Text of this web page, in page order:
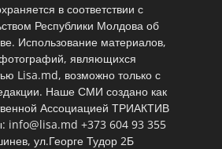
в соответствии с
Республики Молдова об
Использование материалов,
являющихся
Lisa.md, возможно только с
Наше СМИ создано как
Ассоциацией ТРИАКТИВ
info@lisa.md +373 604 93 355
ул.Георге Тудор 2Б